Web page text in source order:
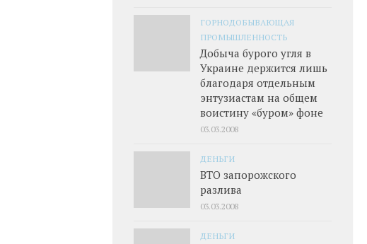
ГОРНОДОБЫВАЮЩАЯ
ПРОМЫШЛЕННОСТЬ
Добыча бурого угля в
Украине держится лишь
благодаря отдельным
энтузиастам на общем
воистину «буром» фоне
03.03.2008
ДЕНЬГИ
ВТО запорожского
разлива
03.03.2008
ДЕНЬГИ